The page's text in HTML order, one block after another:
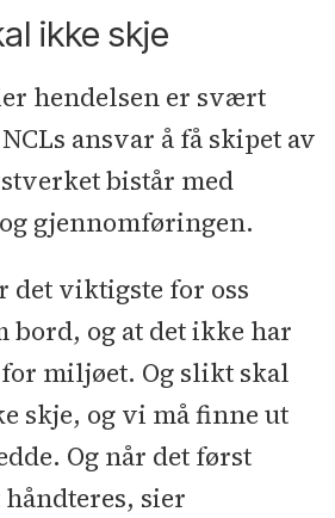
ikke skje
hendelsen er svært
ansvar å få skipet av
bistår med
gjennomføringen.
det viktigste for oss
bord, og at det ikke har
miljøet. Og slikt skal
skje, og vi må finne ut
Og når det først
håndteres, sier